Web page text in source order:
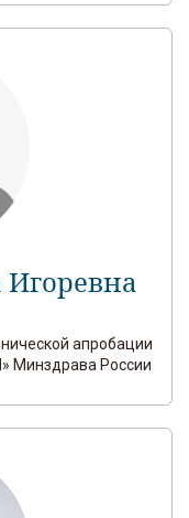
Игоревна
апробации
Минздрава России